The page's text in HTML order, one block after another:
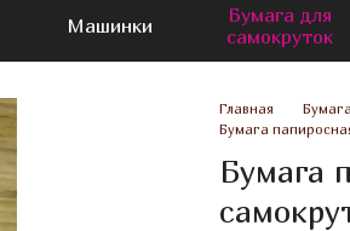
Машинки
Бумага для
самокруток
Главная
Бумага
Бумага